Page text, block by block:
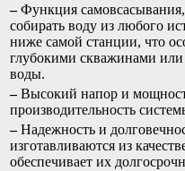
–Функция самовсасывания,
собирать воду из любого
ниже самой станции, что
глубокими скважинами
воды.
–Высокий напор и
производительность
–Надежность и
изготавливаются из
обеспечивает их